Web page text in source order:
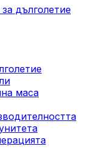
дълголетие
маса